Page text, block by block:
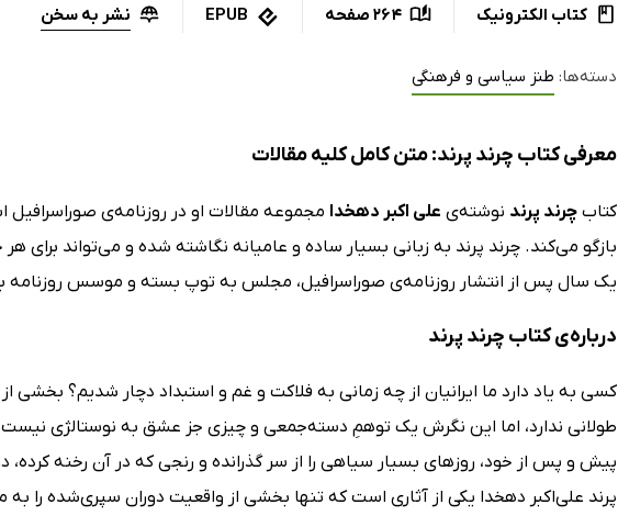
کتاب الکترونیک 264 صفحه EPUB نشر به سخن
دسته‌ها: طنز سیاسی و فرهنگی
معرفی کتاب چرند پرند: متن کامل کلیه مقالات
کتاب چرند پرند نوشته‌ی علی اکبر دهخدا مجموعه مقالات او در روزنامه‌ی صوراسرافیل
بازگو می‌کند. چرند پرند به زبانی بسیار ساده و عامیانه نگاشته شده و می‌تواند برای
یک سال پس از انتشار روزنامه‌ی صوراسرافیل، مجلس به توپ بسته و موسس روزنامه
درباره‌ی کتاب چرند پرند
کسی به یاد دارد ما ایرانیان از چه زمانی به فلاکت و غم و استبداد دچار شدیم؟
طولانی ندارد، اما این نگرش یک توهمِ دسته‌جمعی و چیزی جز عشق به نوستالژی نیست.
پیش و پس از خود، روزهای بسیار سیاهی را از سر گذرانده و رنجی که در آن رخنه
پرند علی‌اکبر دهخدا یکی از آثاری است که تنها بخشی از واقعیت دوران سپری‌شده را